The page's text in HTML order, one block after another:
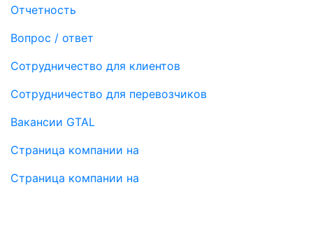
Отчетность
Вопрос / ответ
Сотрудничество для клиентов
Сотрудничество для перевозчиков
Вакансии GTAL
Страница компании на
Страница компании на